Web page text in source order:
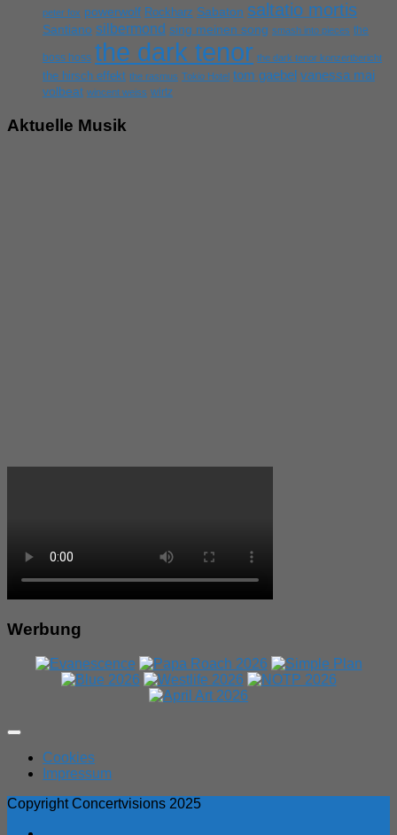
peter fox powerwolf Rockharz Sabaton saltatio mortis
Santiano silbermond sing meinen song smash into pieces the
boss hoss the dark tenor the dark tenor konzertbericht
the hirsch effekt the rasmus Tokio Hotel tom gaebel vanessa mai
volbeat wincent weiss wirtz
Aktuelle Musik
Werbung
Expand
Cookies
Impressum
Copyright Concertvisions 2025